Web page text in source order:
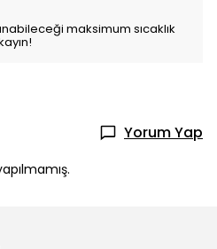
maksimum sıcaklık
Yorum Yap